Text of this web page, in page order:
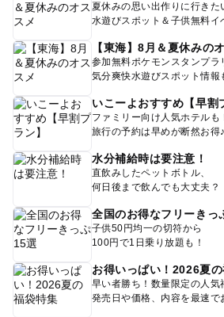
夏休みの思い出作りに行きた
水遊びスポット＆子供無料イ
【東海】8月＆夏休みの
参加無料ポケモンスタンプラ
気分爽快水遊びスポット情報
いこーよおすすめ【早割
ファミリー向け人気ホテルも
旅行の予約は早めが断然お得♪
水分補給時は要注意！
直飲みしたペットボトル、
何日後まで飲んでも大丈夫？
全国のお得なフリーきっ
子供50円均一の切符から
100円で1日乗り放題も！
お得いっぱい！2026夏
早い者勝ち！数量限定の人気
発売日や価格、内容を最速で